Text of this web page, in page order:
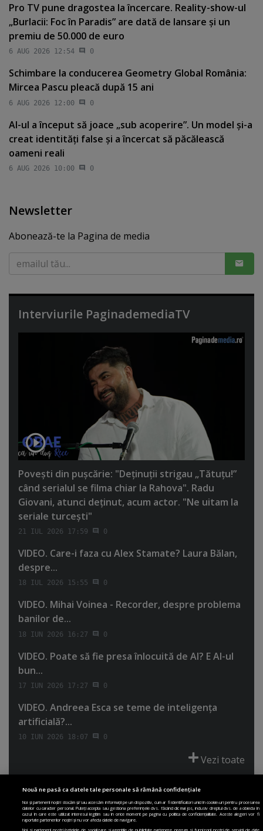
Pro TV pune dragostea la încercare. Reality-show-ul
„Burlacii: Foc în Paradis” are dată de lansare şi un
premiu de 50.000 de euro
6 AUG 2026 12:54 0
Schimbare la conducerea Geometry Global România:
Mircea Pascu pleacă după 15 ani
6 AUG 2026 12:00 0
AI-ul a început să joace „sub acoperire”. Un model şi-a
creat identităţi false şi a încercat să păcălească
oameni reali
6 AUG 2026 10:00 0
Newsletter
Abonează-te la Pagina de media
Interviurile PaginademediaTV
Poveşti din puşcărie: "Deţinuţii strigau „Tătuţu!”
când serialul se filma chiar la Rahova". Radu
Giovani, atunci deţinut, acum actor. "Ne uitam la
seriale turceşti"
21 IUL 2026 17:59 0
VIDEO. Care-i faza cu Alex Stamate? Laura Bălan,
despre...
18 IUL 2026 15:55 0
VIDEO. Mihai Voinea - Recorder, despre problema
banilor de...
18 IUN 2026 16:27 0
VIDEO. Poate să fie presa înlocuită de AI? E AI-ul
bun...
17 IUN 2026 17:27 0
VIDEO. Andreea Esca se teme de inteligenţa
artificială?...
10 IUN 2026 18:07 0
Vezi toate
PRIMA PAGINĂ
POLITICA DE COLECTARE ACORD COOKIE
Nouă ne pasă ca datele tale personale să rămână confidențiale
Noi și partenerii noștri stocăm și/sau accesăm informații pe un dispozitiv, cum ar fi identificatori unici în cookie-uri pentru procesarea
datelor cu caracter personal. Puteți accepta sau gestiona preferințele dvs. făcând clic mai jos, inclusiv dreptul dvs. de a obiecta în
cazul în care este utilizat interesul legitim sau în orice moment pe pagina cu politica de confidențialitate. Aceste alegeri vor fi
raportate partenerilor noștri și nu vor afecta datele de navigare.
Noi si partenerii nostri (retelele de socializare si agentiile de publicitate partenere, precum si furnizorii nostri de servicii de date